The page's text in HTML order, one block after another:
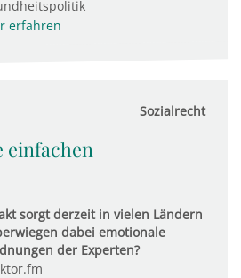
erfahren
Sozialrecht
einfachen
sorgt derzeit in vielen Ländern
dabei emotionale
der Experten?